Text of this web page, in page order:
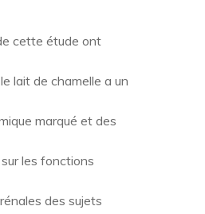
cette étude ont
lait de chamelle a un
marqué et des
les fonctions
des sujets